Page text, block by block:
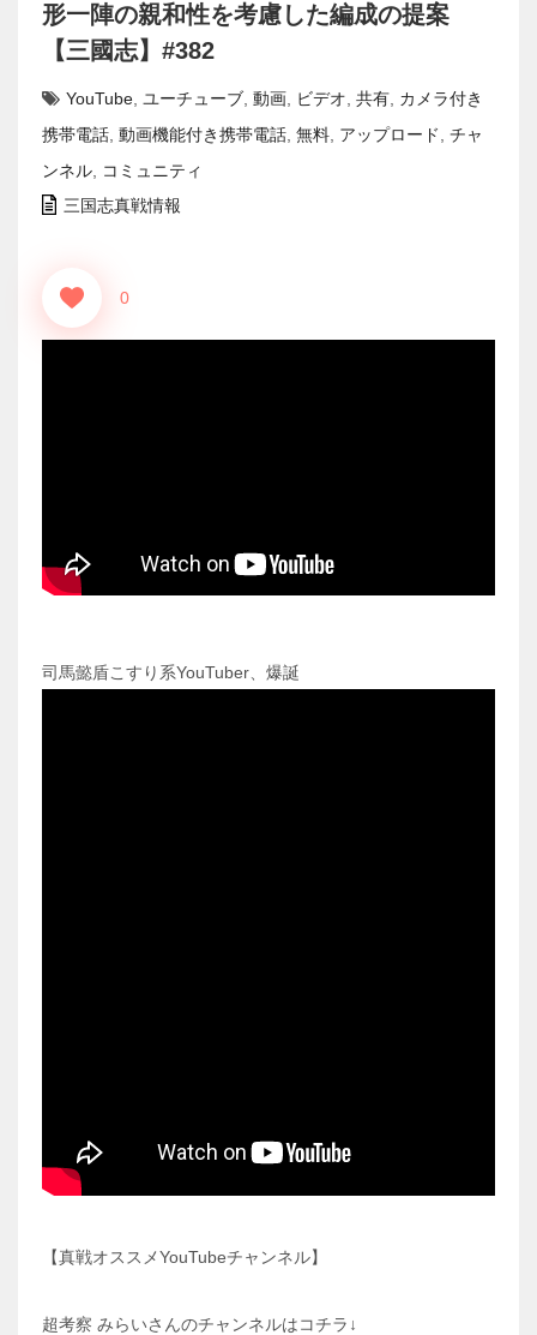
形一陣の親和性を考慮した編成の提案
【三國志】#382
YouTube ユーチューブ 動画 ビデオ 共有 カメラ付き
携帯電話 動画機能付き携帯電話 無料 アップロード
チャ
ンネル
コミュニティ
三国志真戦情報
0
司馬懿盾こすり系YouTuber、爆誕
【真戦オススメYouTubeチャンネル】
超考察 みらいさんのチャンネルはコチラ↓